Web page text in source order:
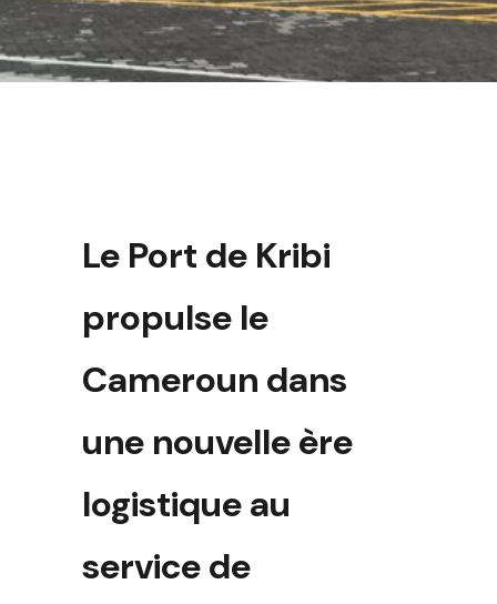
Le Port de Kribi
propulse le
Cameroun dans
une nouvelle ère
logistique au
service de